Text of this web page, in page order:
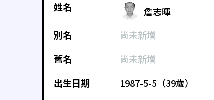
姓名
詹志暉
別名
尚未新增
舊名
尚未新增
出生日期
1987-5-5（39歲）